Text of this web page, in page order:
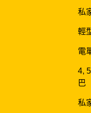
私
輕
電
4,
巴
私